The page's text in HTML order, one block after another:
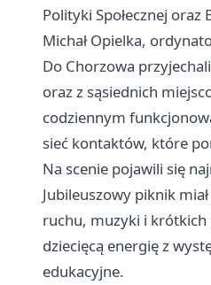
Polityki Społecznej
Michał Opielka,
Do Chorzowa
oraz z sąsiednich
codziennym
sieć kontaktów, które
Na scenie pojawili się
Jubileuszowy piknik
ruchu, muzyki i krótkich
dziecięcą energię z
edukacyjne.